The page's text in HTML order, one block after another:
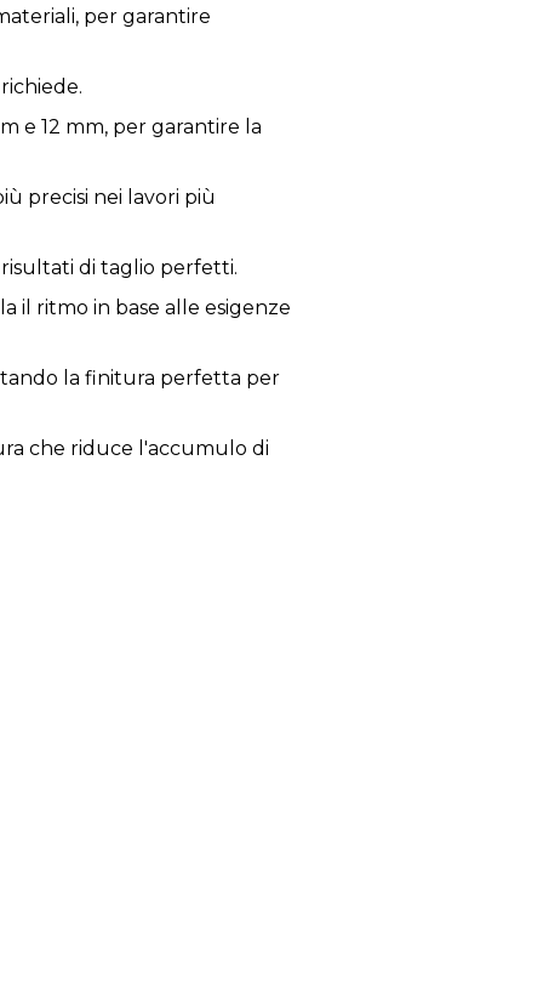
per garantire
e 12 mm, per garantire la
precisi nei lavori più
di taglio perfetti.
il ritmo in base alle esigenze
la finitura perfetta per
che riduce l'accumulo di